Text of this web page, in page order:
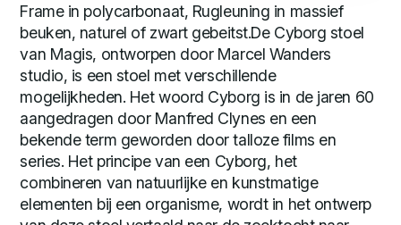
Frame in polycarbonaat, Rugleuning in massief
beuken, naturel of zwart gebeitst.De Cyborg stoel
van Magis, ontworpen door Marcel Wanders
studio, is een stoel met verschillende
mogelijkheden. Het woord Cyborg is in de jaren 60
aangedragen door Manfred Clynes en een
bekende term geworden door talloze films en
series. Het principe van een Cyborg, het
combineren van natuurlijke en kunstmatige
elementen bij een organisme, wordt in het ontwerp